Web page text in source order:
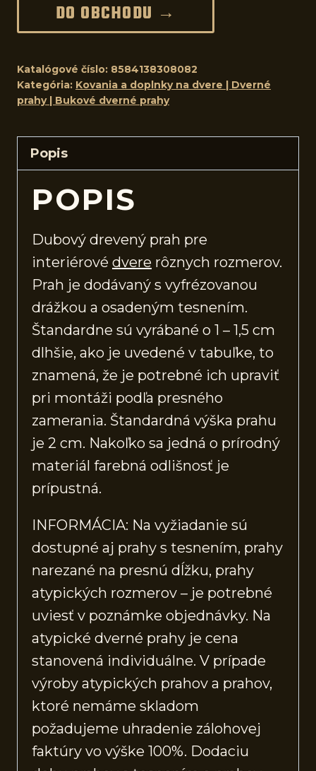
DO OBCHODU →
Katalógové číslo: 8584138308082
Kategória: Kovania a doplnky na dvere | Dverné
prahy | Bukové dverné prahy
Popis
POPIS
Dubový drevený prah pre
interiérové dvere rôznych rozmerov.
Prah je dodávaný s vyfrézovanou
drážkou a osadeným tesnením.
Štandardne sú vyrábané o 1 – 1,5 cm
dlhšie, ako je uvedené v tabuľke, to
znamená, že je potrebné ich upraviť
pri montáži podľa presného
zamerania. Štandardná výška prahu
je 2 cm. Nakoľko sa jedná o prírodný
materiál farebná odlišnosť je
prípustná.
INFORMÁCIA: Na vyžiadanie sú
dostupné aj prahy s tesnením, prahy
narezané na presnú dĺžku, prahy
atypických rozmerov – je potrebné
uviesť v poznámke objednávky. Na
atypické dverné prahy je cena
stanovená individuálne. V prípade
výroby atypických prahov a prahov,
ktoré nemáme skladom
požadujeme uhradenie zálohovej
faktúry vo výške 100%. Dodaciu